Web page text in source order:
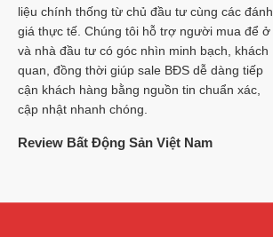
liệu chính thống từ chủ đầu tư cùng các đánh
giá thực tế. Chúng tôi hỗ trợ người mua để ở
và nhà đầu tư có góc nhìn minh bạch, khách
quan, đồng thời giúp sale BĐS dễ dàng tiếp
cận khách hàng bằng nguồn tin chuẩn xác,
cập nhật nhanh chóng.
Review Bất Động Sản Việt Nam